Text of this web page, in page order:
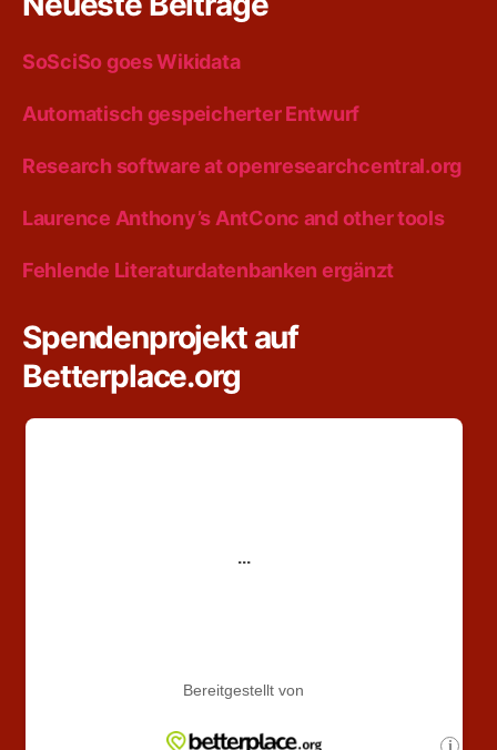
SoSciSo goes Wikidata
Automatisch gespeicherter Entwurf
Research software at openresearchcentral.org
Laurence Anthony’s AntConc and other tools
Fehlende Literaturdatenbanken ergänzt
Spendenprojekt auf
Betterplace.org